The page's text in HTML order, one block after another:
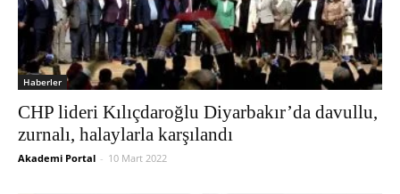
Haberler
CHP lideri Kılıçdaroğlu Diyarbakır’da davullu,
zurnalı, halaylarla karşılandı
Akademi Portal - 10 Mart 2022